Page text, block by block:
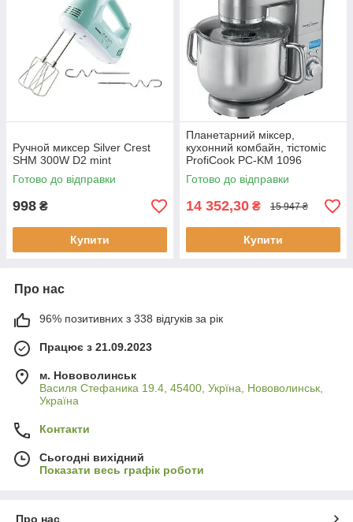
Ручной миксер Silver Crest
SHM 300W D2 mint
Готово до відправки
998 ₴
Купити
Планетарний міксер,
кухонний комбайн, тістоміс
ProfiCook PC-KM 1096
(алюмін. корпус, 1500 Вт, 10
л, Німеччина)
Готово до відправки
14 352,30 ₴ 15 947 ₴
Купити
Про нас
96% позитивних з 338 відгуків за рік
Працює з 21.09.2023
м. Нововолинськ
Василя Стефаника 19.4, 45400, Укрїна, Нововолинськ,
Україна
Контакти
Сьогодні вихідний
Показати весь графік роботи
Про нас